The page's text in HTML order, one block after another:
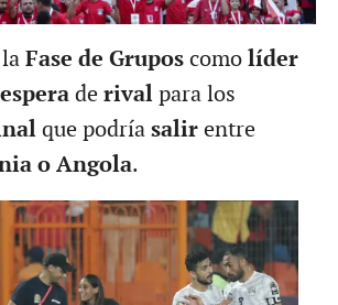
la Fase de Grupos comolíder
espera de rival para los
que podría salir entre
o Angola.